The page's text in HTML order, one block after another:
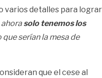
varios detalles para lograr
solo tenemos los
serían la mesa de
que el cese al